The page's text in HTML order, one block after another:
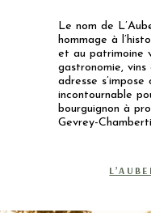
Le nom de
hommage à
et au patrimoine
gastronomie,
adresse
incontournable
bourguignon à
Gevrey-